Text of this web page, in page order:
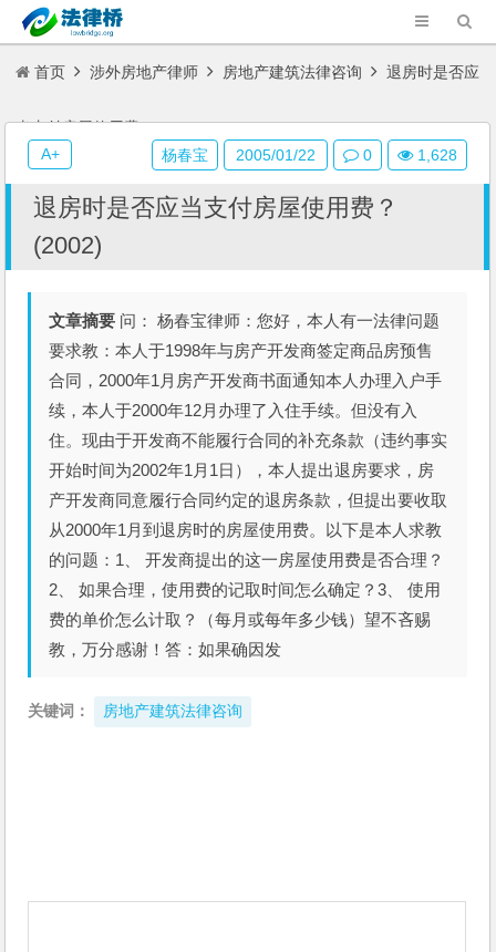
首页 涉外房地产律师 房地产建筑法律咨询 退房时是否应
当支付房屋使用费？(2002)
退房时是否应当支付房屋使用费？
(2002)
文章摘要 问： 杨春宝律师：您好，本人有一法律问题
要求教：本人于1998年与房产开发商签定商品房预售
合同，2000年1月房产开发商书面通知本人办理入户手
续，本人于2000年12月办理了入住手续。但没有入
住。现由于开发商不能履行合同的补充条款（违约事实
开始时间为2002年1月1日），本人提出退房要求，房
产开发商同意履行合同约定的退房条款，但提出要收取
从2000年1月到退房时的房屋使用费。以下是本人求教
的问题：1、 开发商提出的这一房屋使用费是否合理？
2、 如果合理，使用费的记取时间怎么确定？3、 使用
费的单价怎么计取？（每月或每年多少钱）望不吝赐
教，万分感谢！答：如果确因发
关键词： 房地产建筑法律咨询
杨春宝 2005/01/22 0 1,628
A+